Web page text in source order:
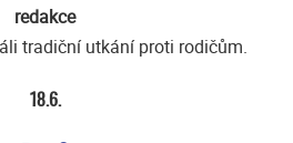
redakce
tradiční utkání proti rodičům.
18.6.